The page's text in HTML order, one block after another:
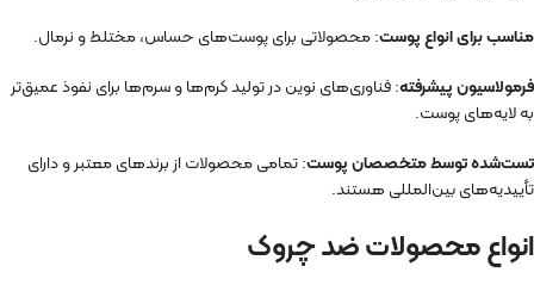
مناسب برای انواع پوست: محصولاتی برای پوست‌های حساس، مختلط و نرمال.
فرمولاسیون پیشرفته: فناوری‌های نوین در تولید کرم‌ها و سرم‌ها برای نفوذ عمیق‌تر
به لایه‌های پوست.
تست‌شده توسط متخصصان پوست: تمامی محصولات از برندهای معتبر و دارای
تأییدیه‌های بین‌المللی هستند.
انواع محصولات ضد چروک